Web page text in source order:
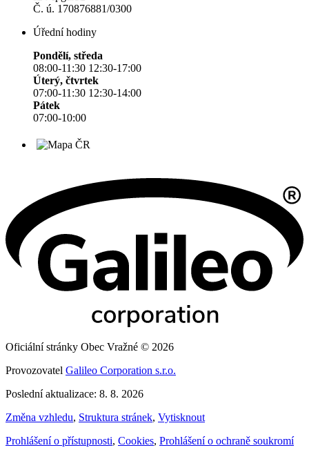
Č. ú. 170876881/0300
Úřední hodiny
Pondělí, středa
08:00-11:30 12:30-17:00
Úterý, čtvrtek
07:00-11:30 12:30-14:00
Pátek
07:00-10:00
Oficiální stránky Obec Vražné © 2026
Provozovatel Galileo Corporation s.r.o.
Poslední aktualizace: 8. 8. 2026
Změna vzhledu, Struktura stránek, Vytisknout
Prohlášení o přístupnosti, Cookies, Prohlášení o ochraně soukromí